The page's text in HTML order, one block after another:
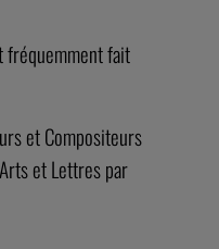
fréquemment fait
et Compositeurs
et Lettres par